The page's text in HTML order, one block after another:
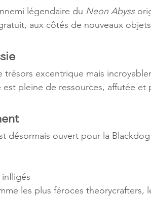
légendaire du Neon Abyss
aux côtés de nouveaux
trésors excentrique mais
est pleine de ressources, affutée et
désormais ouvert pour la
les plus féroces theorycrafters,